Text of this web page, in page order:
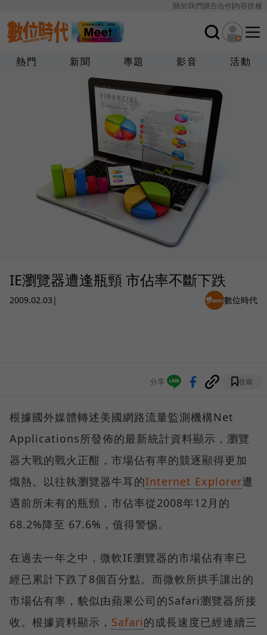
關於我們廣告合作內容授權
熱門 新聞 專題 影音 活動
IE瀏覽器遭逢瓶頸 市佔率不斷下跌
2009.02.03 | 數位時代
分享 收藏
根據國外媒體轉述美國網路流量監測機構Net
Applications所發佈的最新統計資料顯示，瀏覽
器大戰的戰火正酣，市場佔有率的競逐顯得更加
熾熱。以往執瀏覽器牛耳的Internet Explorer遭
遇前所未有的瓶頸，市佔率從2008年12月的
68.2%降至 67.6%，值得警惕。
在過去一年之中，微軟IE瀏覽器的市場佔有率已
經已累計下跌了8個百分點。而微軟所拱手讓出的
市場佔有率，貌似由蘋果公司的Safari瀏覽器所接
收。根據資料顯示， Safari的成長速度已經連續三